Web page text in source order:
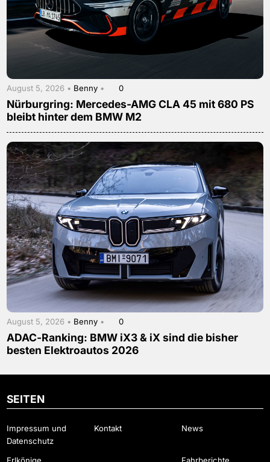
August 5, 2026 • Benny • 0
Nürburgring: Mercedes-AMG CLA 45 mit 680 PS
bleibt hinter dem BMW M2
August 5, 2026 • Benny • 0
ADAC-Ranking: BMW iX3 & iX sind die bisher
besten Elektroautos 2026
SEITEN
Impressum und
Datenschutz
Kontakt News